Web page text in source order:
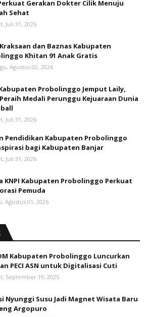
Perkuat Gerakan Dokter Cilik Menuju
Sehat
Juli 31, 2026
Kraksaan dan Baznas Kabupaten
Khitan 91 Anak Gratis
Agustus 02, 2026
Probolinggo Jemput Laily,
Medali Perunggu Kejuaraan Dunia
Juli 31, 2026
Pendidikan Kabupaten Probolinggo
bagi Kabupaten Banjar
Juli 31, 2026
KNPI Kabupaten Probolinggo Perkuat
Pemuda
Agustus 01, 2026
Kabupaten Probolinggo Luncurkan
PECI ASN untuk Digitalisasi Cuti
September 19, 2025
Nyunggi Susu Jadi Magnet Wisata Baru
Argopuro